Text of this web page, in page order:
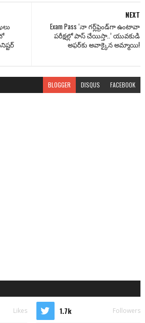
NEXT
Exam Pass ‘నా గర్ల్‌ఫ్రెండ్‌గా ఉంటావా
పరీక్షల్లో పాస్ చేయిస్తా..’ యువకుడి
అఫర్‌కు అవాక్కైన అమ్మాయి!
BLOGGER DISQUS FACEBOOK
Likes 1.7k Followers